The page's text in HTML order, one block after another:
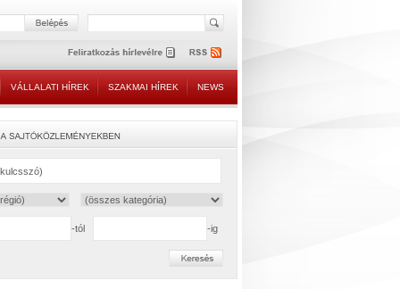
VÁLLALATI HÍREK SZAKMAI HÍREK NEWS
-tól -ig